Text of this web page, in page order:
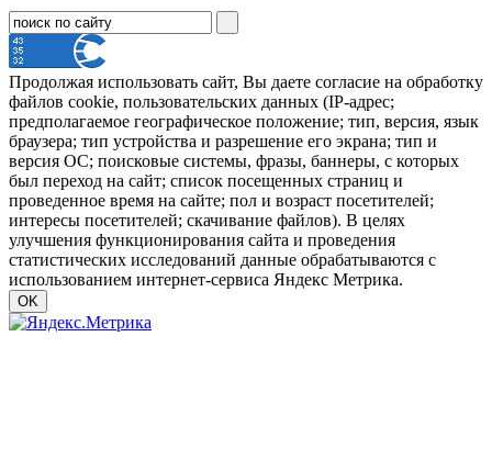
Продолжая использовать сайт, Вы даете согласие на обработку
файлов cookie, пользовательских данных (IP-адрес;
предполагаемое географическое положение; тип, версия, язык
браузера; тип устройства и разрешение его экрана; тип и
версия ОС; поисковые системы, фразы, баннеры, с которых
был переход на сайт; список посещенных страниц и
проведенное время на сайте; пол и возраст посетителей;
интересы посетителей; скачивание файлов). В целях
улучшения функционирования сайта и проведения
статистических исследований данные обрабатываются с
использованием интернет-сервиса Яндекс Метрика.
OK